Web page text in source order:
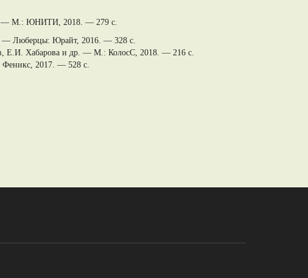
— М.: ЮНИТИ, 2018. — 279 c.
— Люберцы: Юрайт, 2016. — 328 c.
Е.И. Хабарова и др. — М.: КолосС, 2018. — 216 c.
Феникс, 2017. — 528 c.